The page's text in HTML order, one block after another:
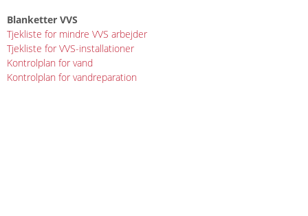
Blanketter VVS
Tjekliste for mindre VVS arbejder
Tjekliste for VVS-installationer
Kontrolplan for vand
Kontrolplan for vandreparation